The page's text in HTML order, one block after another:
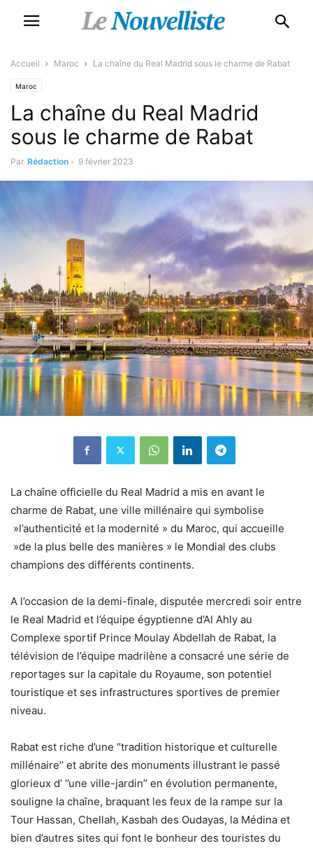
Accueil Maroc La chaîne du Real Madrid sous le charme de Rabat
Maroc
La chaîne du Real Madrid
sous le charme de Rabat
Par Rédaction - 9 février 2023
La chaîne officielle du Real Madrid a mis en avant le
charme de Rabat, une ville millénaire qui symbolise
»l’authenticité et la modernité » du Maroc, qui accueille
»de la plus belle des manières » le Mondial des clubs
champions des différents continents.
A l’occasion de la demi-finale, disputée mercredi soir entre
le Real Madrid et l’équipe égyptienne d’Al Ahly au
Complexe sportif Prince Moulay Abdellah de Rabat, la
télévision de l’équipe madrilène a consacré une série de
reportages sur la capitale du Royaume, son potentiel
touristique et ses infrastructures sportives de premier
niveau.
Rabat est riche d’une ‘’tradition historique et culturelle
millénaire’’ et abrite des monuments illustrant le passé
glorieux d’ ‘’une ville-jardin’’ en évolution permanente,
souligne la chaîne, braquant les feux de la rampe sur la
Tour Hassan, Chellah, Kasbah des Oudayas, la Médina et
bien d’autres sites qui font le bonheur des touristes du